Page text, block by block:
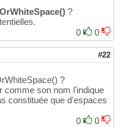
?
0
0
#22
?
comme son nom l'indique
constituée que d'espaces
0
0